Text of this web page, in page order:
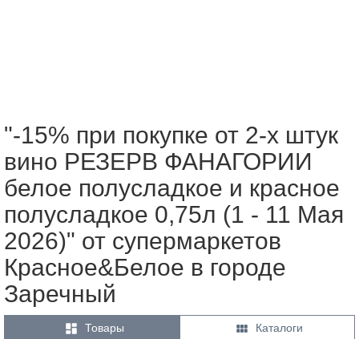
"-15% при покупке от 2-х штук
вино РЕЗЕРВ ФАНАГОРИИ
белое полусладкое и красное
полусладкое 0,75л (1 - 11 Мая
2026)" от супермаркетов
Красное&Белое в городе
Заречный
 Товары  Каталоги